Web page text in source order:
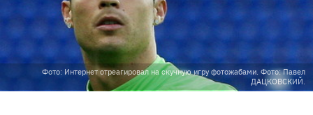
Фото: Интернет отреагировал на скучную игру фотожабами. Фото: Павел
ДАЦКОВСКИЙ.